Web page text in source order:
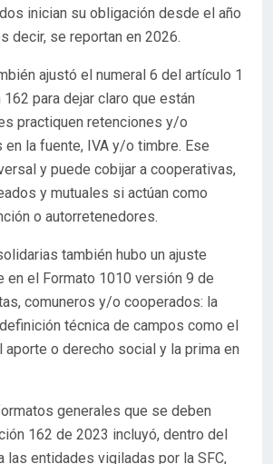
inician su obligación desde el año
decir, se reportan en 2026.
ajustó el numeral 6 del artículo 1
para dejar claro que están
practiquen retenciones y/o
la fuente, IVA y/o timbre. Ese
y puede cobijar a cooperativas,
y mutuales si actúan como
o autorretenedores.
también hubo un ajuste
en el Formato 1010 versión 9 de
comuneros y/o cooperados: la
técnica de campos como el
aporte o derecho social y la prima en
generales que se deben
162 de 2023 incluyó, dentro del
las entidades vigiladas por la SFC,